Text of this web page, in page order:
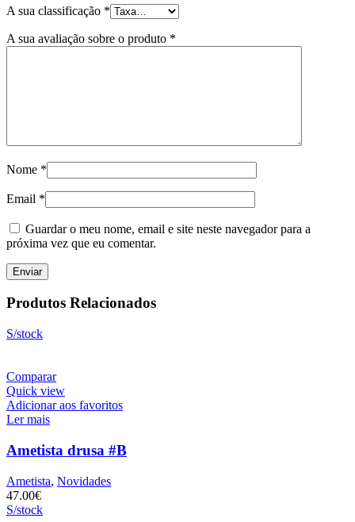
A sua classificação *
A sua avaliação sobre o produto *
Nome *
Email *
Guardar o meu nome, email e site neste navegador para a
próxima vez que eu comentar.
Produtos Relacionados
S/stock
Comparar
Quick view
Adicionar aos favoritos
Ler mais
Ametista drusa #B
Ametista, Novidades
47.00€
S/stock